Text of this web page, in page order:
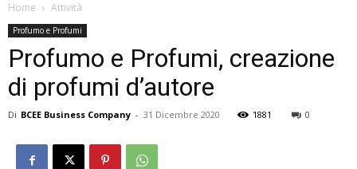
Home Attività
Profumo e Profumi
Profumo e Profumi, creazione
di profumi d’autore
Di BCEE Business Company - 31 Dicembre 2020 1881 0